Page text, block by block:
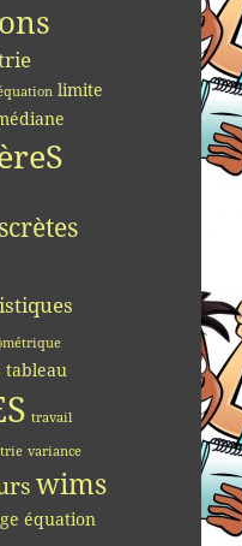
limite
tableau
travail
variance
wims
équation